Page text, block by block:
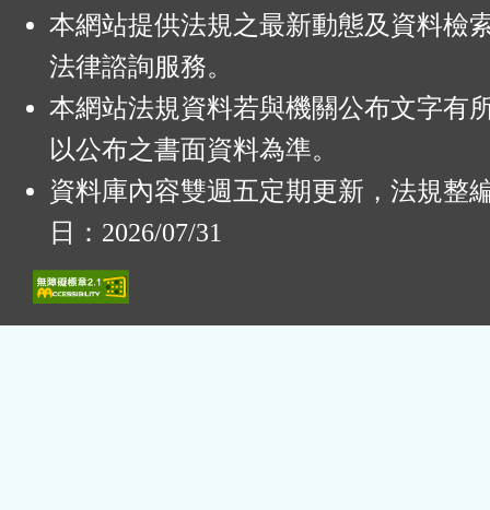
本網站提供法規之最新動態及資料檢
法律諮詢服務。
本網站法規資料若與機關公布文字有
以公布之書面資料為準。
資料庫內容雙週五定期更新，法規整
日：2026/07/31